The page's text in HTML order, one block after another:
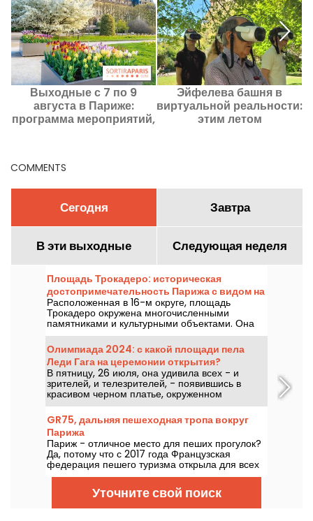
Выходные с 7 по 9
августа в Париже:
программа мероприятий,
Эйфелева башня в
виртуальной реальности:
этим летом
COMMENTS
Сегодня Завтра
В эти выходные Следующая неделя
Площадь Трокадеро: историческая
достопримечательность Парижа с видом на
Эйфелеву башню
Расположенная в 16-м округе, площадь
Трокадеро окружена многочисленными
памятниками и культурными объектами. Она
привлекает как туристов, так и пожизненных
парижан благодаря непревзойденному виду на
Эйфелеву башню.
Олимпиада 2024: с какой площади пела
Леди Гага на церемонии открытия?
В пятницу, 26 июля, она удивила всех - и
зрителей, и телезрителей, - появившись в
красивом черном платье, окруженном
розовыми помпонами. Но где же была певица?
Открыто ли это место для публики?
GR75, дальняя пешеходная тропа вокруг
Парижа
Париж - отличное место для пеших прогулок?
Да, потому что с 2017 года Французская
федерация пешего туризма открыла для всех
любителей пеших прогулок полностью
обозначенные маршруты вокруг Парижа.
Уточните свой поиск